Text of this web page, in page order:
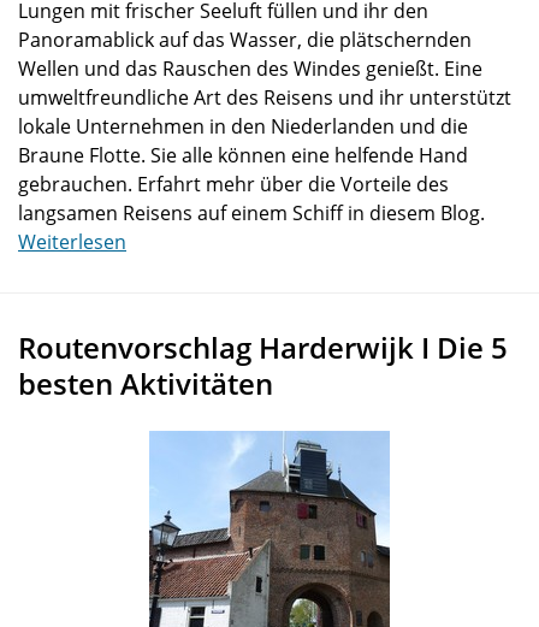
Lungen mit frischer Seeluft füllen und ihr den
Panoramablick auf das Wasser, die plätschernden
Wellen und das Rauschen des Windes genießt. Eine
umweltfreundliche Art des Reisens und ihr unterstützt
lokale Unternehmen in den Niederlanden und die
Braune Flotte. Sie alle können eine helfende Hand
gebrauchen. Erfahrt mehr über die Vorteile des
langsamen Reisens auf einem Schiff in diesem Blog.
Weiterlesen
Routenvorschlag Harderwijk I Die 5
besten Aktivitäten